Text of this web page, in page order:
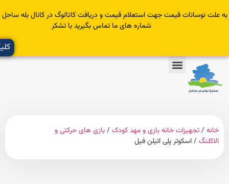
قیمت جهت استعلام قیمت و دریافت کاتالوگ در کانال بله ساحل عضو یا با
شماره های ما تماس بگیرید با تشکر
کلیک کنید
تجهیزات خانه بازی و مهد کودک/بازی های حرکتی و
/ اسکوتر پلی اتیلن فیل